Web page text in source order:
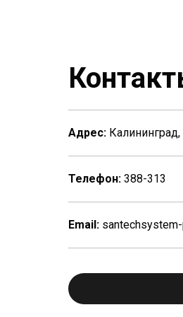
Адрес: Калининград,
Телефон: 388-313
Email: